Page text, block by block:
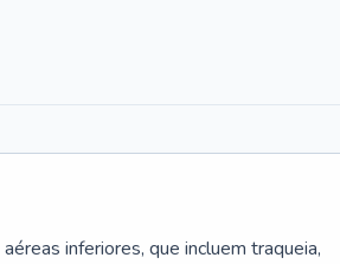
inferiores, que incluem traqueia,